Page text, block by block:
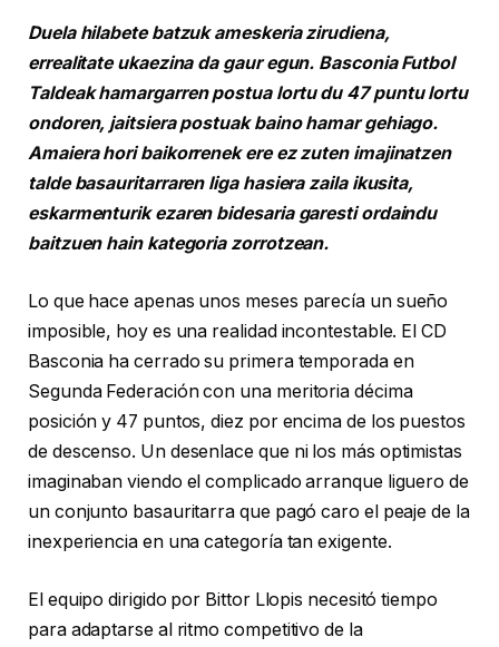
Duela hilabete batzuk ameskeria zirudiena,
errealitate ukaezina da gaur egun. Basconia Futbol
Taldeak hamargarren postua lortu du 47 puntu lortu
ondoren, jaitsiera postuak baino hamar gehiago.
Amaiera hori baikorrenek ere ez zuten imajinatzen
talde basauritarraren liga hasiera zaila ikusita,
eskarmenturik ezaren bidesaria garesti ordaindu
baitzuen hain kategoria zorrotzean.
Lo que hace apenas unos meses parecía un sueño
imposible, hoy es una realidad incontestable. El CD
Basconia ha cerrado su primera temporada en
Segunda Federación con una meritoria décima
posición y 47 puntos, diez por encima de los puestos
de descenso. Un desenlace que ni los más optimistas
imaginaban viendo el complicado arranque liguero de
un conjunto basauritarra que pagó caro el peaje de la
inexperiencia en una categoría tan exigente.
El equipo dirigido por Bittor Llopis necesitó tiempo
para adaptarse al ritmo competitivo de la